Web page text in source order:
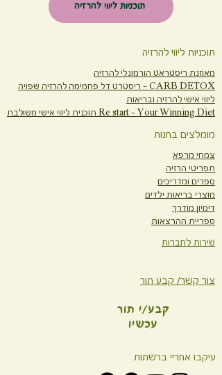
תוכניות ליווי להרזיה
תוכניות ליווי להרזיה
מאוזנת ריסטראט הורמונלי להרזיה
CARB DETOX -
ריסטרט דל פחמימה להרזיה שפויה
ליווי אישי להרזיה ובריאות
Re start - Your Winning Diet תוכנית ליווי אישי משולבת
מומלצים בחנות
צמחי מרפא
תפריטי הרזיה
ספרים ומדריכים
מוצרי בריאות ילדים
דימיון מודרך
ספריית ההרצאות
שירות לחברות
צור קשר/ קבע תור
קבע/י תור
עכשיו
עיקבו אחריי ברשתות